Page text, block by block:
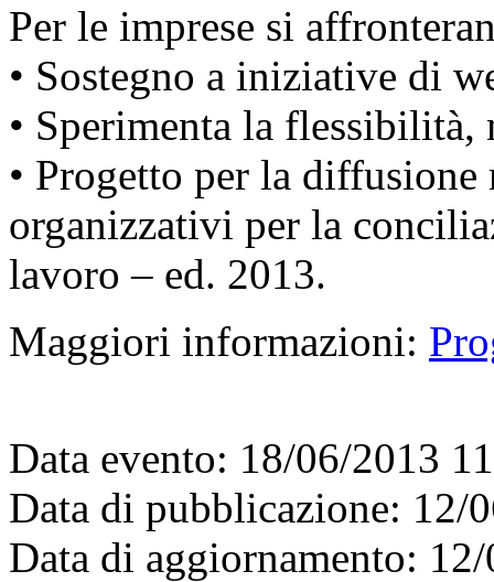
Per le imprese si
• Sostegno a iniziative di
• Sperimenta la
• Progetto per la
organizzativi per la
lavoro – ed. 2013.
Maggiori informazioni:
Data evento: 18/06/2013
Data di pubblicazione: 12/
Data di aggiornamento: